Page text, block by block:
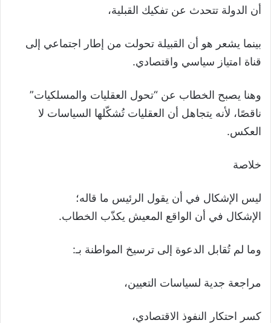
أن الدولة تتحدث عن تفكيك القبلية،
بينما يشعر هو أن القبيلة تحولت من إطار اجتماعي إلى
قناة امتياز سياسي واقتصادي.
وهنا يصبح الخطاب عن “تحول العقليات والمسلكيات”
ناقصًا، لأنه يتجاهل أن العقليات تُشكّلها السياسات لا
العكس.
خلاصة
ليس الإشكال في أن يقول الرئيس ما قاله؛
الإشكال في أن الواقع المعيش يكذّب الخطاب.
وما لم تُقابل الدعوة إلى ترسيخ المواطنة بـ:
مراجعة جدية لسياسات التعيين،
كسر احتكار النفوذ الاقتصادي،